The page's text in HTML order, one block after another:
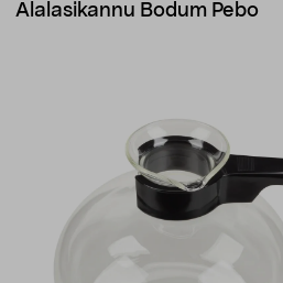
Alalasikannu Bodum Pebo